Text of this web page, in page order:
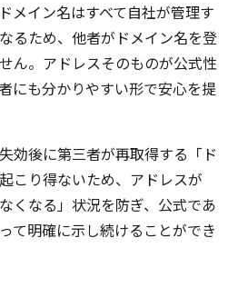
メイン名はすべて自社が管理す
るため、他者がドメイン名を登
ん。アドレスそのものが公式性
にも分かりやすい形で安心を提
効後に第三者が再取得する「ド
こり得ないため、アドレスが
くなる」状況を防ぎ、公式であ
て明確に示し続けることができ